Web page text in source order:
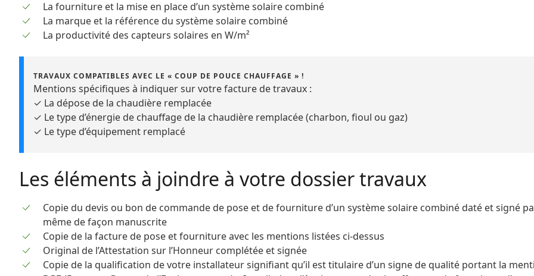
La fourniture et la mise en place d’un système solaire combiné
La marque et la référence du système solaire combiné
La productivité des capteurs solaires en W/m²
TRAVAUX COMPATIBLES AVEC LE « COUP DE POUCE CHAUFFAGE » !
Mentions spécifiques à indiquer sur votre facture de travaux :
✓ La dépose de la chaudière remplacée
✓ Le type d’énergie de chauffage de la chaudière remplacée (charbon, fioul ou gaz)
✓ Le type d’équipement remplacé
Les éléments à joindre à votre dossier travaux
Copie du devis ou bon de commande de pose et de fourniture d’un système solaire combiné daté et signé
même de façon manuscrite
Copie de la facture de pose et fourniture avec les mentions listées ci-dessus
Original de l’Attestation sur l’Honneur complétée et signée
Copie de la qualification de votre installateur signifiant qu’il est titulaire d’un signe de qualité portant la